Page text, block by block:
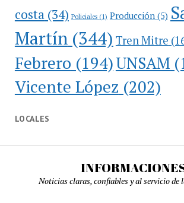
costa(34) Policiales(1) Producción(5)
Martín(344) Tren Mitre
Febrero (194)UNSAM
Vicente López (202)
LOCALES
Noticias claras, confiables y al servicio de